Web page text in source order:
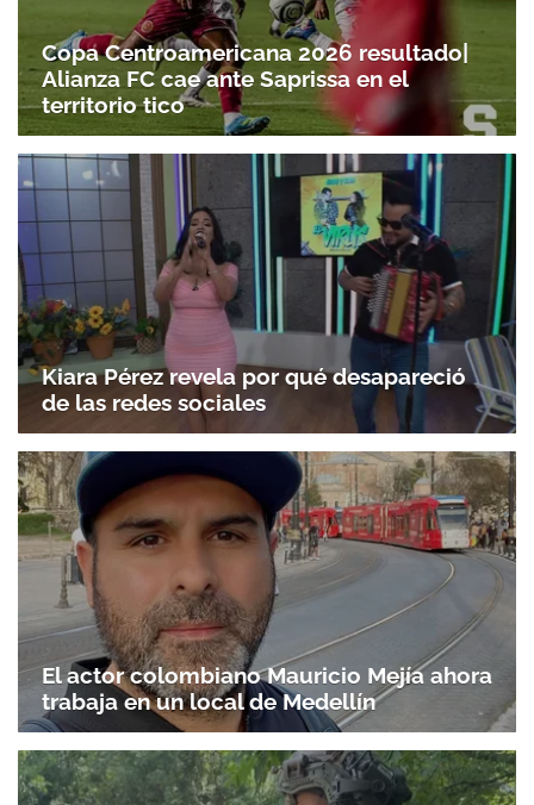
Copa Centroamericana 2026 resultado|
Alianza FC cae ante Saprissa en el
territorio tico
Kiara Pérez revela por qué desapareció
de las redes sociales
El actor colombiano Mauricio Mejía ahora
trabaja en un local de Medellín